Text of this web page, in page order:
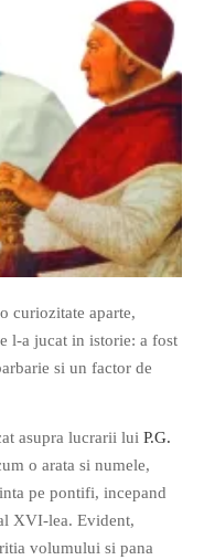
curiozitate aparte,
l-a jucat in istorie: a fost
si un factor de
asupra lucrarii lui P.G.
o arata si numele,
pe pontifi, incepand
XVI-lea. Evident,
volumului si pana